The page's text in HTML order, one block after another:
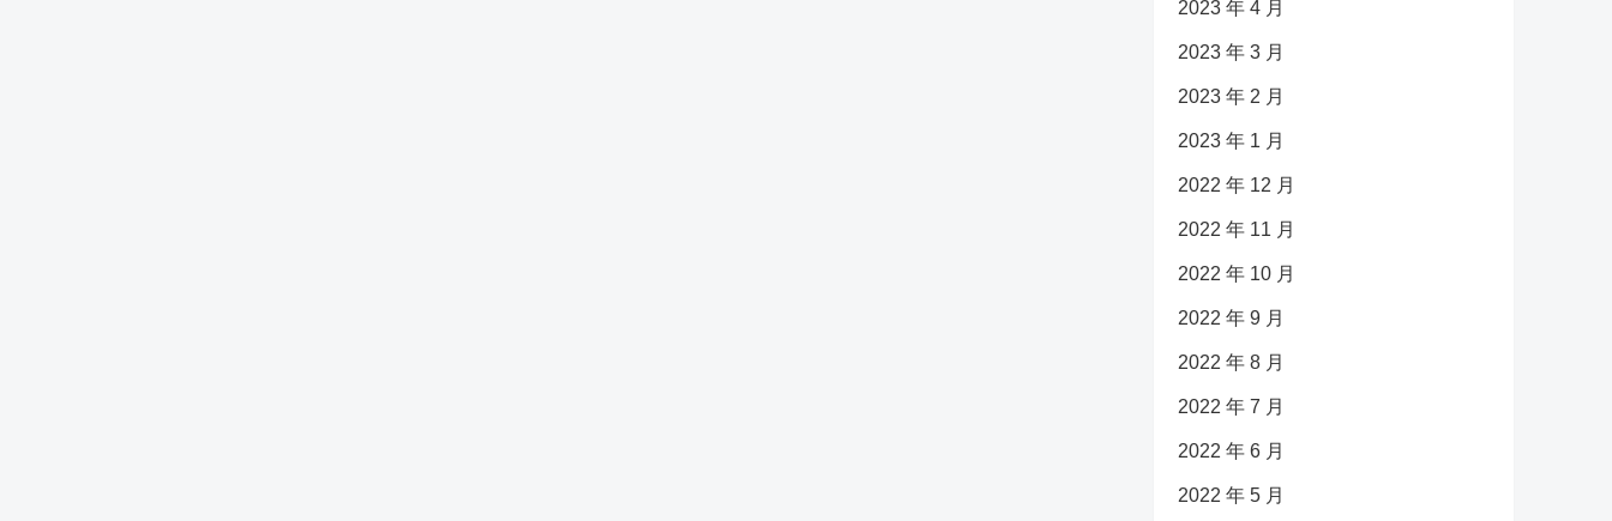
2023 年 4 月
2023 年 3 月
2023 年 2 月
2023 年 1 月
2022 年 12 月
2022 年 11 月
2022 年 10 月
2022 年 9 月
2022 年 8 月
2022 年 7 月
2022 年 6 月
2022 年 5 月